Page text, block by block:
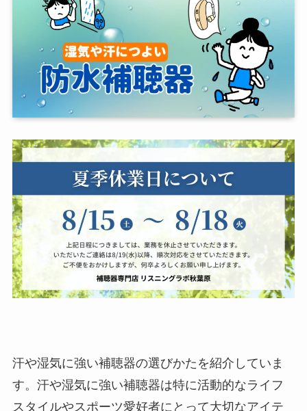
汗や湿気に強い補聴器の選びかたを紹介していま
す。汗や湿気に強い補聴器は特に活動的なライフ
スタイルやスポーツ愛好者にとって大切なアイテ